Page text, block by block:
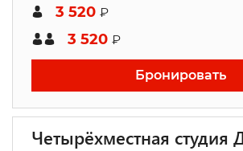
3 520 ₽
3 520 ₽
Бронировать
Четырёхместная студия